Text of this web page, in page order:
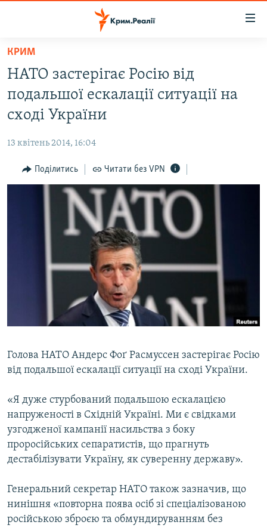
Перейти
основного
матеріалу
Перейти
до
основної
Перейти
до
ВІДЕО ТА ФОТО
БЛОГИ
ПОГЛЯД
СПЕЦПРОЕКТИ
ВІДЕОУРОКИ «ELIFBE»
СВІДЧЕННЯ ОКУПАЦІЇ
УКРАЇНСЬКА ПРОБЛЕМА КРИМУ
ЯК ОБІЙТИ БЛОКУВАННЯ
Усі сайти RFE/RL
КРИМ
НАТО застерігає Росію від
подальшої ескалації ситуації на
сході України
13 квітень 2014, 16:04
Поділитись Читати без VPN
Голова НАТО Андерс Фоґ Расмуссен застерігає Росію
від подальшої ескалації ситуації на сході України.
«Я дуже стурбований подальшою ескалацією
напруженості в Східній Україні. Ми є свідками
узгодженої кампанії насильства з боку
проросійських сепаратистів, що прагнуть
дестабілізувати Україну, як суверенну державу».
Генеральний секретар НАТО також зазначив, що
нинішня «повторна поява осіб зі спеціалізованою
російською зброєю та обмундируванням без